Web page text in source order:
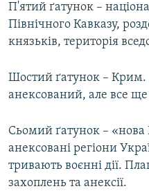
П'ятий ґатунок –
Північного Кавказу,
князьків, територія
Шостий ґатунок –
анексований, але все
Сьомий ґатунок – «нова
анексовані регіони
тривають воєнні дії.
захоплень та анексії.